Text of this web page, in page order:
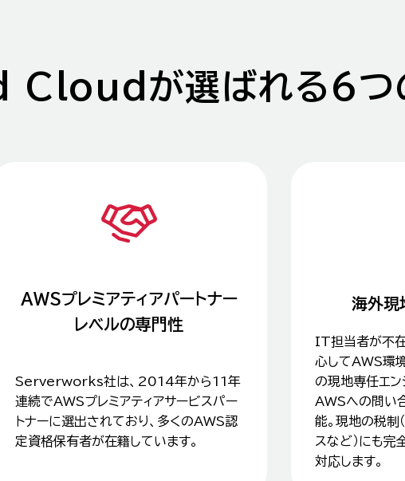
が選ばれる 6つ
AWSプレミアティアパートナー
レベルの専門性
Serverworks社は、2014年から11年
連続でAWSプレミアティアサービスパー
トナーに選出されており、多くのAWS認
定資格保有者が在籍しています。
海外現
IT担当者が不
心してAWS環
の現地専任エン
AWSへの問い
能。現地の税制
スなど）にも完
対応します。